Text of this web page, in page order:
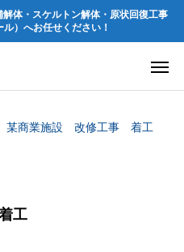
解体・スケルトン解体・原状回復工事
）へお任せください！
某商業施設 改修工事 着工
工